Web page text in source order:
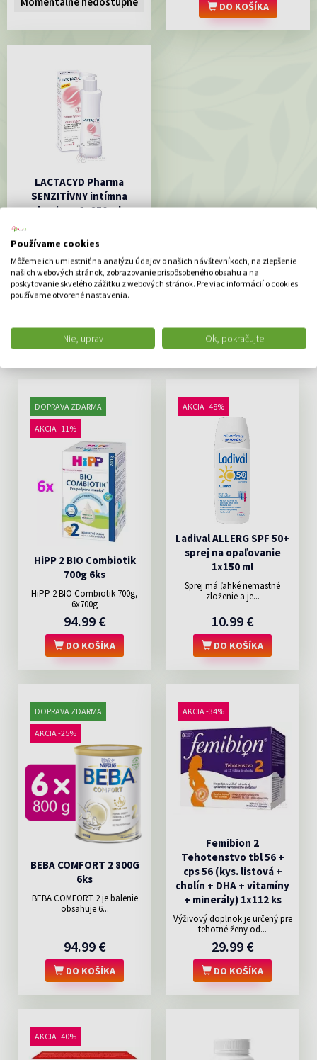
Používame cookies
Môžeme ich umiestniť na analýzu údajov o našich návštevníkoch, na zlepšenie
našich webových stránok, zobrazovanie prispôsobeného obsahu a na
poskytovanie skvelého zážitku z webových stránok. Pre viac informácií o cookies
používame otvorené nastavenia.
Nie, uprav Ok, pokračujte
DO KOŠÍKA
LACTACYD Pharma
SENZITÍVNY intímna
hygiena 1x250 ml
Lactacyd Pharma Senzitívny:
určený pre každodennú intímnu...
10.98 €
DO KOŠÍKA
ODPORÚČAME
DOPRAVA ZDARMA
AKCIA -11%
HiPP 2 BIO Combiotik
700g 6ks
HiPP 2 BIO Combiotik 700g,
6x700g
94.99 €
DO KOŠÍKA
AKCIA -48%
Ladival ALLERG SPF 50+
sprej na opaľovanie
1x150 ml
Sprej má ľahké nemastné
zloženie a je...
10.99 €
DO KOŠÍKA
DOPRAVA ZDARMA
AKCIA -25%
BEBA COMFORT 2 800G
6ks
BEBA COMFORT 2 je balenie
obsahuje 6...
94.99 €
DO KOŠÍKA
AKCIA -34%
Femibion 2
Tehotenstvo tbl 56 +
cps 56 (kys. listová +
cholín + DHA + vitamíny
+ minerály) 1x112 ks
Výživový doplnok je určený pre
tehotné ženy od...
29.99 €
DO KOŠÍKA
AKCIA -40%